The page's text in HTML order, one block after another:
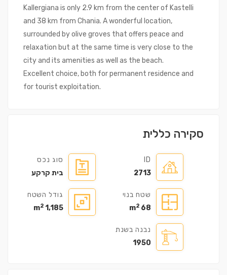
Kallergiana is only 2.9 km from the center of Kastelli
and 38 km from Chania. A wonderful location,
surrounded by olive groves that offers peace and
relaxation but at the same time is very close to the
city and its amenities as well as the beach.
Excellent choice, both for permanent residence and
for tourist exploitation.
סקירה כללית
ID
2713
סוג נכס
בית קרקע
שטח בנוי
68 m
2
גודל השטח
1,185 m
2
נבנה בשנת
1950